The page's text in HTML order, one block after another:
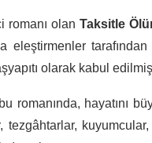
romanı olan Taksitle
eleştirmenler
olarak kabul
hayatını
tezgâhtarlar,